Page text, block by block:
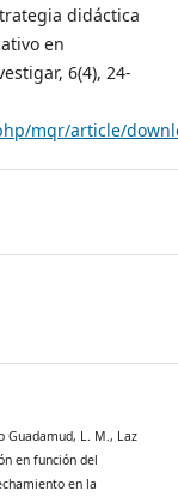
didáctica
en
6(4), 24-
mqr/article/
Guadamud, L. M., Laz
en función del
en la